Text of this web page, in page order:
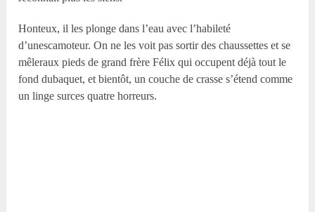
Honteux, il les plonge dans l’eau avec l’habileté
d’unescamoteur. On ne les voit pas sortir des chaussettes et se
mêleraux pieds de grand frère Félix qui occupent déjà tout le
fond dubaquet, et bientôt, un couche de crasse s’étend comme
un linge surces quatre horreurs.